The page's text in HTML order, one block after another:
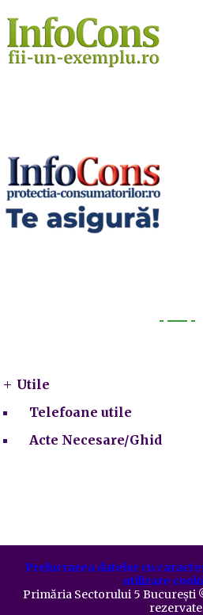
Utile
Telefoane utile
Acte Necesare/Ghid
Prelucrarea datelor cu
utilizare
Primăria Sectorului 5 București